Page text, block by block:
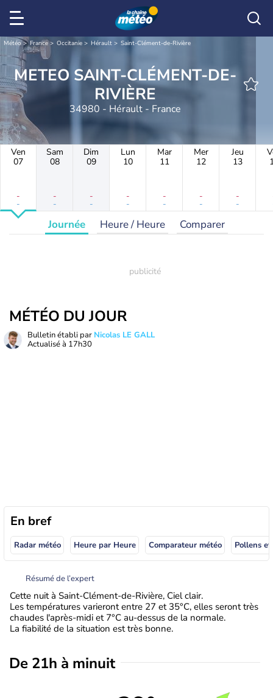
Météo France Occitanie Hérault Saint-Clément-de-Rivière
METEO SAINT-CLÉMENT-DE-
RIVIÈRE
34980 - Hérault - France
Ven
07
-
-
Sam
08
-
-
Dim
09
-
-
Lun
10
-
-
Mar
11
-
-
Mer
12
-
-
Jeu
13
-
-
Journée Heure / Heure Comparer
MÉTÉO DU JOUR
Bulletin établi par Nicolas LE GALL
Actualisé à 17h30
En bref
Radar météo Heure par Heure Comparateur météo Pollens
Résumé de l’expert
Cette nuit à Saint-Clément-de-Rivière, Ciel clair.
Les températures varieront entre 27 et 35°C, elles seront très
chaudes l'après-midi et 7°C au-dessus de la normale.
La fiabilité de la situation est très bonne.
De 21h à minuit